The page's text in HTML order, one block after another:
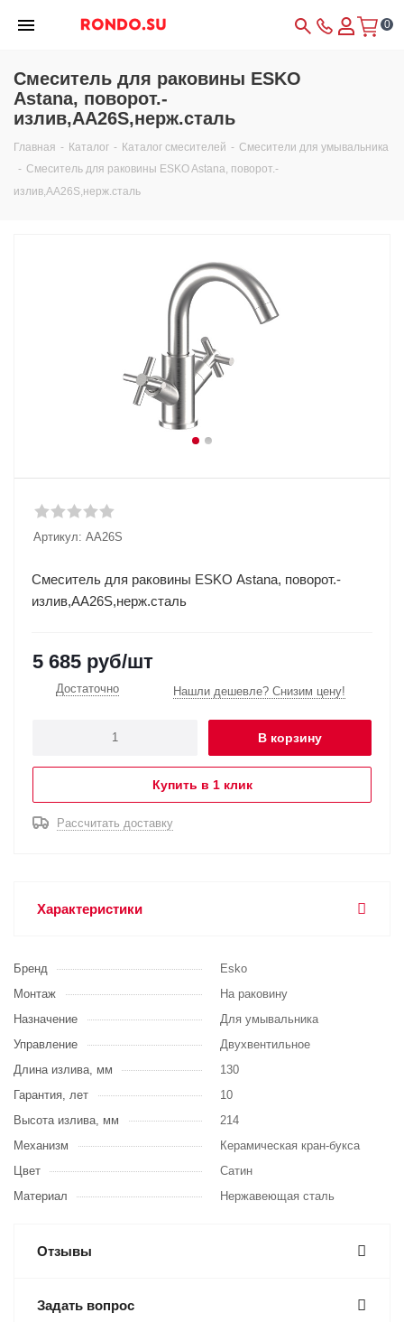
0
Смеситель для раковины ESKO
Astana, поворот.-
излив,AA26S,нерж.сталь
Главная - Каталог - Каталог смесителей - Смесители для умывальника
- Смеситель для раковины ESKO Astana, поворот.-
излив,AA26S,нерж.сталь
Артикул: AA26S
Смеситель для раковины ESKO Astana, поворот.-
излив,AA26S,нерж.сталь
5 685 руб/шт
Достаточно Нашли дешевле? Снизим цену!
В корзину
Купить в 1 клик
Рассчитать доставку
Характеристики
Бренд
Esko
Монтаж
На раковину
Назначение
Для умывальника
Управление
Двухвентильное
Длина излива, мм
130
Гарантия, лет
10
Высота излива, мм
214
Механизм
Керамическая кран-букса
Цвет
Сатин
Материал
Нержавеющая сталь
Отзывы
Задать вопрос